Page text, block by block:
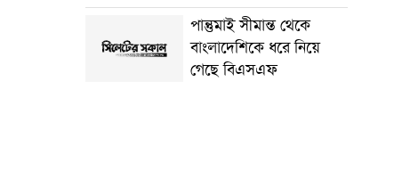
পান্তুমাই সীমান্ত থেকে
বাংলাদেশিকে ধরে নিয়ে
গেছে বিএসএফ